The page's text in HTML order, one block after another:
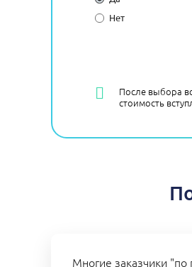
Нет
После выбора
стоимость
Многие заказчики